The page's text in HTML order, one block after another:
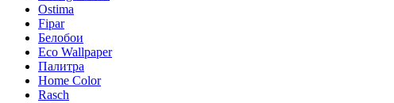
Ostima
Fipar
Белобои
Eco Wallpaper
Палитра
Home Color
Rasch